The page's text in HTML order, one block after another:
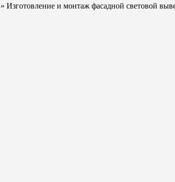
» Изготовление и монтаж фасадной световой